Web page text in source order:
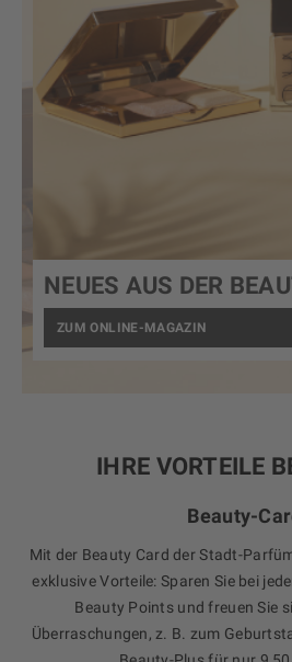
NEUES AUS DER
ZUM ONLINE-MAGAZIN
IHRE VORTEILE
Beauty-
Mit der Beauty Card der Stadt-
exklusive Vorteile: Sparen Sie bei
Beauty Points und freuen Sie
Überraschungen, z. B. zum